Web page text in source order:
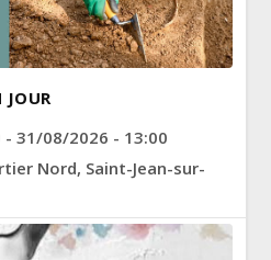
JOUR
31/08/2026 - 13:00
Nord, Saint-Jean-sur-